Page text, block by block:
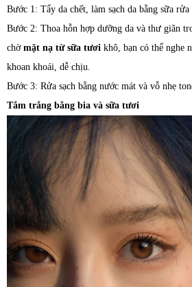
Bước 1: Tẩy da chết, làm sạch da bằng sữa
Bước 2: Thoa hỗn hợp dưỡng da và thư giãn
chờ mặt nạ từ sữa tươi khô, bạn có thể nghe
khoan khoái, dễ chịu.
Bước 3: Rửa sạch bằng nước mát và vỗ nhẹ
Tắm trắng bằng bia và sữa tươi